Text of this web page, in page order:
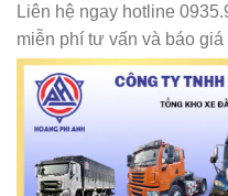
Liên hệ ngay hotline
miễn phí tư vấn và báo giá